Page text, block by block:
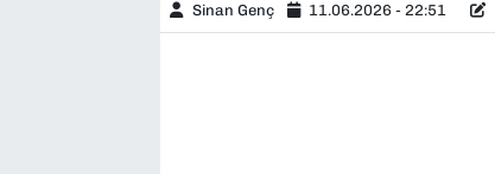
Sinan Genç 11.06.2026 - 22:51